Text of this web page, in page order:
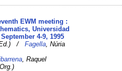
EWM meeting :
Universidad
4-9, 1995
(Ed.) /Fagella , Núria
, Raquel